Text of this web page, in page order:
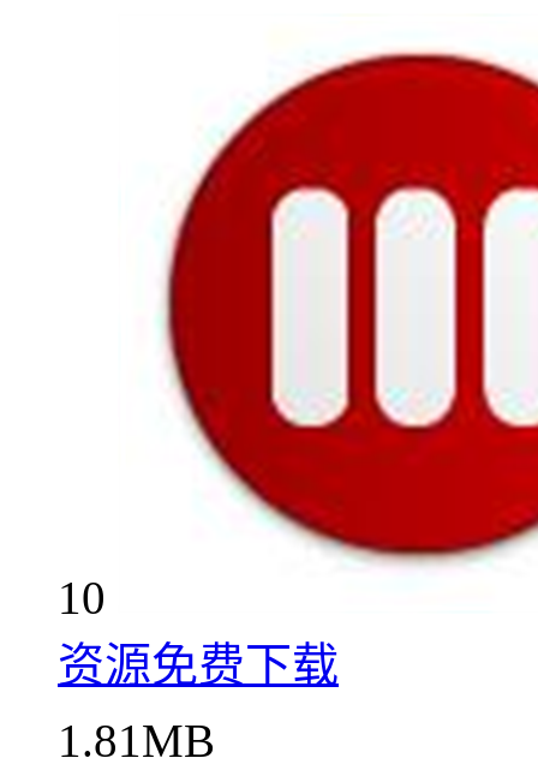
10
资源免费下载
1.81MB